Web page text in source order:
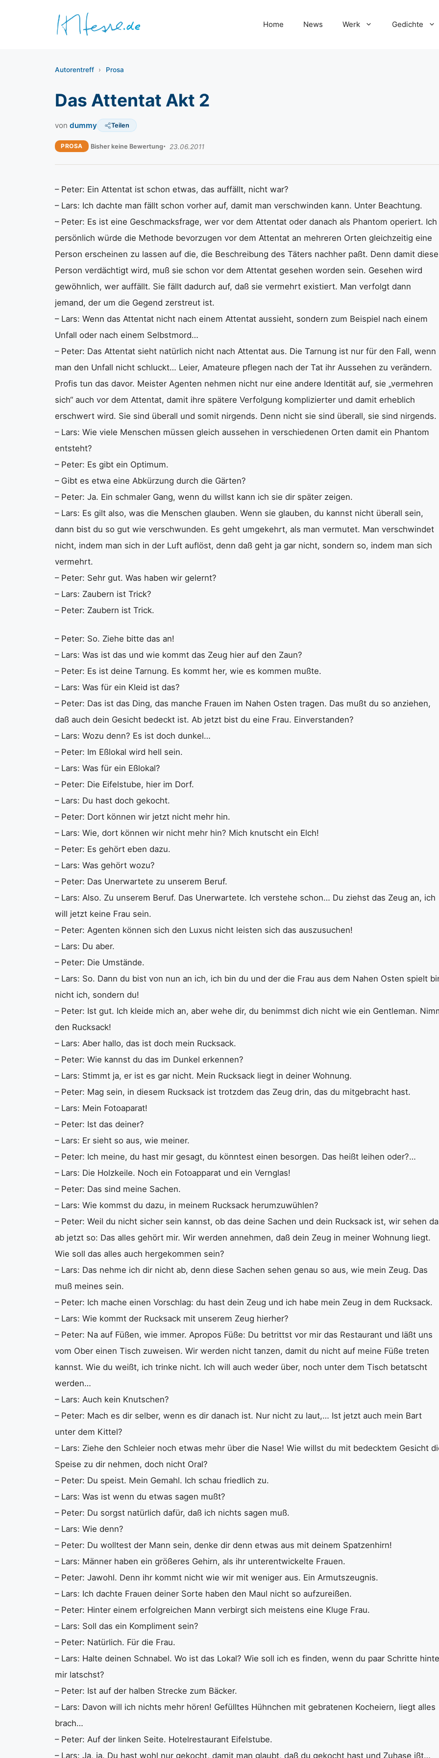
Home News Werk Gedichte
Autorentreff › Prosa
Das Attentat Akt 2
von dummy Teilen
PROSA Bisher keine Bewertung 23.06.2011
– Peter: Ein Attentat ist schon etwas, das auffällt, nicht war?
– Lars: Ich dachte man fällt schon vorher auf, damit man verschwinden kann. Unter Beachtung.
– Peter: Es ist eine Geschmacksfrage, wer vor dem Attentat oder danach als Phantom operiert. Ich
persönlich würde die Methode bevorzugen vor dem Attentat an mehreren Orten gleichzeitig eine
Person erscheinen zu lassen auf die, die Beschreibung des Täters nachher paßt. Denn damit diese
Person verdächtigt wird, muß sie schon vor dem Attentat gesehen worden sein. Gesehen wird
gewöhnlich, wer auffällt. Sie fällt dadurch auf, daß sie vermehrt existiert. Man verfolgt dann
jemand, der um die Gegend zerstreut ist.
– Lars: Wenn das Attentat nicht nach einem Attentat aussieht, sondern zum Beispiel nach einem
Unfall oder nach einem Selbstmord…
– Peter: Das Attentat sieht natürlich nicht nach Attentat aus. Die Tarnung ist nur für den Fall, wenn
man den Unfall nicht schluckt… Leier, Amateure pflegen nach der Tat ihr Aussehen zu verändern.
Profis tun das davor. Meister Agenten nehmen nicht nur eine andere Identität auf, sie „vermehren
sich“ auch vor dem Attentat, damit ihre spätere Verfolgung komplizierter und damit erheblich
erschwert wird. Sie sind überall und somit nirgends. Denn nicht sie sind überall, sie sind nirgends.
– Lars: Wie viele Menschen müssen gleich aussehen in verschiedenen Orten damit ein Phantom
entsteht?
– Peter: Es gibt ein Optimum.
– Gibt es etwa eine Abkürzung durch die Gärten?
– Peter: Ja. Ein schmaler Gang, wenn du willst kann ich sie dir später zeigen.
– Lars: Es gilt also, was die Menschen glauben. Wenn sie glauben, du kannst nicht überall sein,
dann bist du so gut wie verschwunden. Es geht umgekehrt, als man vermutet. Man verschwindet
nicht, indem man sich in der Luft auflöst, denn daß geht ja gar nicht, sondern so, indem man sich
vermehrt.
– Peter: Sehr gut. Was haben wir gelernt?
– Lars: Zaubern ist Trick?
– Peter: Zaubern ist Trick.
– Peter: So. Ziehe bitte das an!
– Lars: Was ist das und wie kommt das Zeug hier auf den Zaun?
– Peter: Es ist deine Tarnung. Es kommt her, wie es kommen mußte.
– Lars: Was für ein Kleid ist das?
– Peter: Das ist das Ding, das manche Frauen im Nahen Osten tragen. Das mußt du so anziehen,
daß auch dein Gesicht bedeckt ist. Ab jetzt bist du eine Frau. Einverstanden?
– Lars: Wozu denn? Es ist doch dunkel…
– Peter: Im Eßlokal wird hell sein.
– Lars: Was für ein Eßlokal?
– Peter: Die Eifelstube, hier im Dorf.
– Lars: Du hast doch gekocht.
– Peter: Dort können wir jetzt nicht mehr hin.
– Lars: Wie, dort können wir nicht mehr hin? Mich knutscht ein Elch!
– Peter: Es gehört eben dazu.
– Lars: Was gehört wozu?
– Peter: Das Unerwartete zu unserem Beruf.
– Lars: Also. Zu unserem Beruf. Das Unerwartete. Ich verstehe schon… Du ziehst das Zeug an, ich
will jetzt keine Frau sein.
– Peter: Agenten können sich den Luxus nicht leisten sich das auszusuchen!
– Lars: Du aber.
– Peter: Die Umstände.
– Lars: So. Dann du bist von nun an ich, ich bin du und der die Frau aus dem Nahen Osten spielt
nicht ich, sondern du!
– Peter: Ist gut. Ich kleide mich an, aber wehe dir, du benimmst dich nicht wie ein Gentleman.
den Rucksack!
– Lars: Aber hallo, das ist doch mein Rucksack.
– Peter: Wie kannst du das im Dunkel erkennen?
– Lars: Stimmt ja, er ist es gar nicht. Mein Rucksack liegt in deiner Wohnung.
– Peter: Mag sein, in diesem Rucksack ist trotzdem das Zeug drin, das du mitgebracht hast.
– Lars: Mein Fotoaparat!
– Peter: Ist das deiner?
– Lars: Er sieht so aus, wie meiner.
– Peter: Ich meine, du hast mir gesagt, du könntest einen besorgen. Das heißt leihen oder?…
– Lars: Die Holzkeile. Noch ein Fotoapparat und ein Vernglas!
– Peter: Das sind meine Sachen.
– Lars: Wie kommst du dazu, in meinem Rucksack herumzuwühlen?
– Peter: Weil du nicht sicher sein kannst, ob das deine Sachen und dein Rucksack ist, wir sehen
ab jetzt so: Das alles gehört mir. Wir werden annehmen, daß dein Zeug in meiner Wohnung liegt.
Wie soll das alles auch hergekommen sein?
– Lars: Das nehme ich dir nicht ab, denn diese Sachen sehen genau so aus, wie mein Zeug. Das
muß meines sein.
– Peter: Ich mache einen Vorschlag: du hast dein Zeug und ich habe mein Zeug in dem Rucksack.
– Lars: Wie kommt der Rucksack mit unserem Zeug hierher?
– Peter: Na auf Füßen, wie immer. Apropos Füße: Du betrittst vor mir das Restaurant und läßt uns
vom Ober einen Tisch zuweisen. Wir werden nicht tanzen, damit du nicht auf meine Füße treten
kannst. Wie du weißt, ich trinke nicht. Ich will auch weder über, noch unter dem Tisch betatscht
werden…
– Lars: Auch kein Knutschen?
– Peter: Mach es dir selber, wenn es dir danach ist. Nur nicht zu laut,… Ist jetzt auch mein Bart
unter dem Kittel?
– Lars: Ziehe den Schleier noch etwas mehr über die Nase! Wie willst du mit bedecktem Gesicht
Speise zu dir nehmen, doch nicht Oral?
– Peter: Du speist. Mein Gemahl. Ich schau friedlich zu.
– Lars: Was ist wenn du etwas sagen mußt?
– Peter: Du sorgst natürlich dafür, daß ich nichts sagen muß.
– Lars: Wie denn?
– Peter: Du wolltest der Mann sein, denke dir denn etwas aus mit deinem Spatzenhirn!
– Lars: Männer haben ein größeres Gehirn, als ihr unterentwickelte Frauen.
– Peter: Jawohl. Denn ihr kommt nicht wie wir mit weniger aus. Ein Armutszeugnis.
– Lars: Ich dachte Frauen deiner Sorte haben den Maul nicht so aufzureißen.
– Peter: Hinter einem erfolgreichen Mann verbirgt sich meistens eine Kluge Frau.
– Lars: Soll das ein Kompliment sein?
– Peter: Natürlich. Für die Frau.
– Lars: Halte deinen Schnabel. Wo ist das Lokal? Wie soll ich es finden, wenn du paar Schritte
mir latschst?
– Peter: Ist auf der halben Strecke zum Bäcker.
– Lars: Davon will ich nichts mehr hören! Gefülltes Hühnchen mit gebratenen Kocheiern, liegt alles
brach…
– Peter: Auf der linken Seite. Hotelrestaurant Eifelstube.
– Lars: Ja, ja. Du hast wohl nur gekocht, damit man glaubt, daß du gekocht hast und Zuhase ißt…